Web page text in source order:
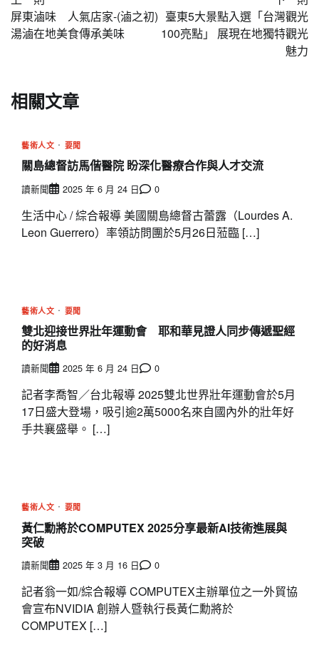
章
導
屏東滷味 人氣店家-(滷之初)
湯滷在地美食傳承美味
臺東5大景點入選「台灣觀光
100亮點」 展現在地獨特觀光
魅力
相關文章
藝術人文 要聞
關島總督訪馬偕醫院 盼深化醫療合作與人才交流
讀新聞 2025 年 6 月 24 日 0
生活中心 / 綜合報導 美國關島總督古蕾露（Lourdes A.
Leon Guerrero）率領訪問團於5月26日蒞臨 […]
藝術人文 要聞
雙北迎接世界壯年運動會 耶和華見證人同步傳遞聖經
的好消息
讀新聞 2025 年 6 月 24 日 0
記者李喬智／台北報導 2025雙北世界壯年運動會於5月
17日盛大登場，吸引逾2萬5000名來自國內外的壯年好
手共襄盛舉。 […]
藝術人文 要聞
黃仁勳將於COMPUTEX 2025分享最新AI技術進展與
突破
讀新聞 2025 年 3 月 16 日 0
記者翁一如/綜合報導 COMPUTEX主辦單位之一外貿協
會宣布NVIDIA 創辦人暨執行長黃仁勳將於
COMPUTEX […]